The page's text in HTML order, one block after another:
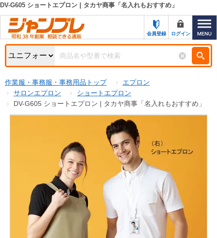
カテゴリー一覧
お知らせ
特集・キャンペーン一覧
初めての方へ
お問い合わせ
FAX注文用紙の印刷
ジャンブレの特長
新規登録キャンペーン
名入れ刺繍
キーワード検索
検索条件
商品カテゴリから選ぶ
商品ステータスで絞る
売れ筋
オリジナル
処分品
販売終了
販売価格(税抜き)で絞る
DV-G605 ショートエプロン | タカヤ商事「名入れもおすすめ」
会員登録 ログイン
作業服・事務服・事務用品トップ
エプロン
サロンエプロン
ショートエプロン
DV-G605 ショートエプロン | タカヤ商事「名入れもおすすめ」